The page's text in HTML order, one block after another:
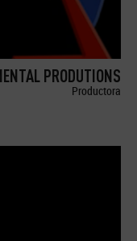
PRODUTIONS
Productora